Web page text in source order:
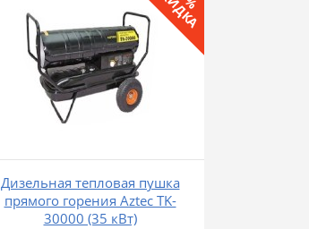
Дизельная тепловая пушка
прямого горения Aztec TK-
30000 (35 кВт)